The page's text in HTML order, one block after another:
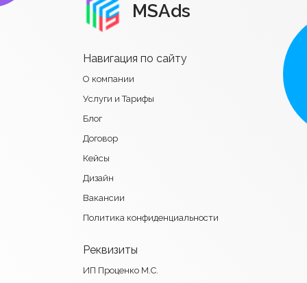
MSAds
Навигация по сайту
О компании
Блог
Кейсы
Дизайн
Вакансии
Услуги и Тарифы
Договор
Политика конфиденциальности
Реквизиты
ИП Проценко М.С.